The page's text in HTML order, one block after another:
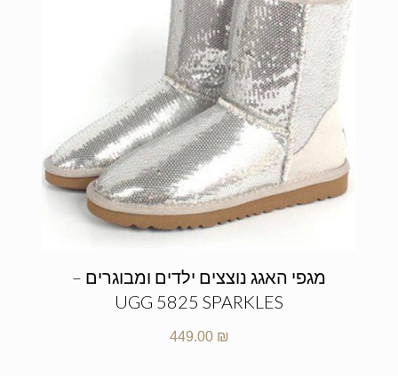
מגפי האגג נוצצים ילדים ומבוגרים –
UGG 5825 SPARKLES
449.00 ₪